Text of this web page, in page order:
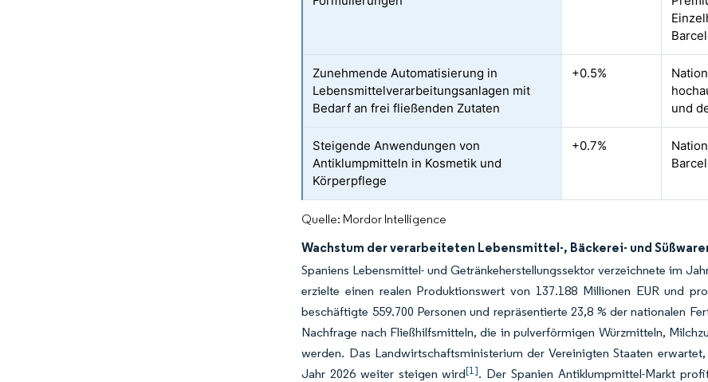
Zunehmende Automatisierung in
Lebensmittelverarbeitungsanlagen mit
Bedarf an frei fließenden Zutaten
+0.5%
und
Steigende Anwendungen von
Antiklumpmitteln in Kosmetik und
Körperpflege
+0.7%
Quelle: Mordor Intelligence
Wachstum der verarbeiteten Lebensmittel-, Bäckerei- und
Spaniens Lebensmittel- und Getränkeherstellungssektor verzeichnete im
erzielte einen realen Produktionswert von 137.188 Millionen EUR und
beschäftigte 559.700 Personen und repräsentierte 23,8 % der nationalen
Nachfrage nach Fließhilfsmitteln, die in pulverförmigen Würzmitteln,
werden. Das Landwirtschaftsministerium der Vereinigten Staaten
Jahr 2026 weiter steigen wird[1]. Der Spanien Antiklumpmittel-Markt